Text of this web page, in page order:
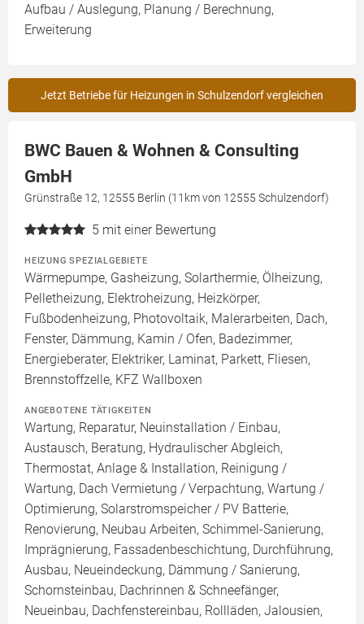
Aufbau / Auslegung, Planung / Berechnung,
Erweiterung
Jetzt Betriebe für Heizungen in Schulzendorf vergleichen
BWC Bauen & Wohnen & Consulting
GmbH
Grünstraße 12, 12555 Berlin (11km von 12555 Schulzendorf)
5 mit einer Bewertung
HEIZUNG SPEZIALGEBIETE
Wärmepumpe, Gasheizung, Solarthermie, Ölheizung,
Pelletheizung, Elektroheizung, Heizkörper,
Fußbodenheizung, Photovoltaik, Malerarbeiten, Dach,
Fenster, Dämmung, Kamin / Ofen, Badezimmer,
Energieberater, Elektriker, Laminat, Parkett, Fliesen,
Brennstoffzelle, KFZ Wallboxen
ANGEBOTENE TÄTIGKEITEN
Wartung, Reparatur, Neuinstallation / Einbau,
Austausch, Beratung, Hydraulischer Abgleich,
Thermostat, Anlage & Installation, Reinigung /
Wartung, Dach Vermietung / Verpachtung, Wartung /
Optimierung, Solarstromspeicher / PV Batterie,
Renovierung, Neubau Arbeiten, Schimmel-Sanierung,
Imprägnierung, Fassadenbeschichtung, Durchführung,
Ausbau, Neueindeckung, Dämmung / Sanierung,
Schornsteinbau, Dachrinnen & Schneefänger,
Neueinbau, Dachfenstereinbau, Rollläden, Jalousien,